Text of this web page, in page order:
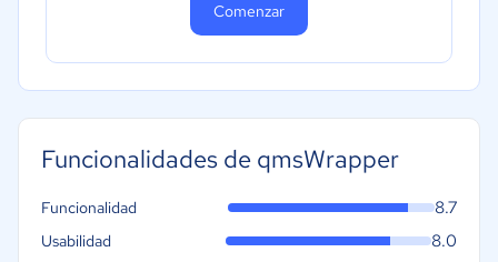
Comenzar
Funcionalidades de qmsWrapper
Funcionalidad 8.7
Usabilidad 8.0